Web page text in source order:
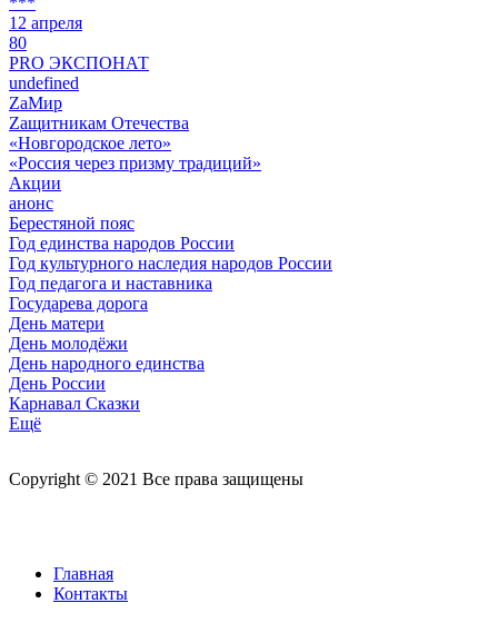
12 апреля
80
PRO ЭКСПОНАТ
undefined
ZaМир
Zащитникам Отечества
«Новгородское лето»
«Россия через призму традиций»
Акции
анонс
Берестяной пояс
Год единства народов России
Год культурного наследия народов России
Год педагога и наставника
Государева дорога
День матери
День молодёжи
День народного единства
День России
Карнавал Сказки
Ещё
Copyright © 2021 Все права защищены
Главная
Контакты